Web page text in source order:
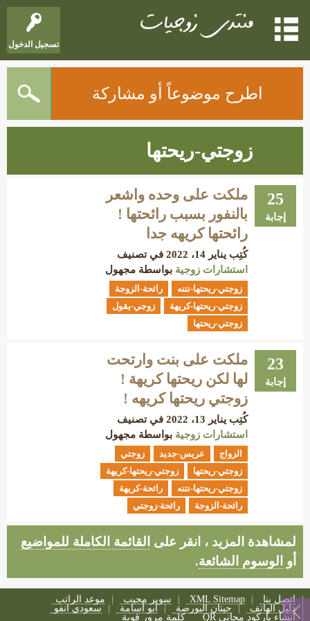
تسجيل الدخول
اطرح موضوعاً أو مشاركة
زوجتي-ريحتها
25
إجابة
ملكت على وحده واشعر
بالنفور بسبب رائحتها !
رائحتها كريهه جدا
كُتِب يناير 14، 2022
في تصنيف
استشارات زوجية بواسطة مجهول
زوجتي-ريحتها-نتنه
رائحة-الزوجة
زوجتي-ريحتها-كريهة
زوجي-يقول
زوجتي-ريحتها
23
إجابة
ملكت على بنت وارتحت
لها لكن ريحتها كريهة !
زوجتي ريحتها كريهه !
كُتِب يناير 13، 2022
في تصنيف
استشارات زوجية بواسطة مجهول
الزواج عريس-جديد
زوجتي
زوجتي-ريحتها
زوجتي-ريحتها-كريهة
زوجتي-ريحتها-نتنه
رائحة-كريهة
رائحة-الزوجة
رائحة-زوجتي
لمشاهدة المزيد ، انقر على القائمة الكاملة للمواضيع
أو الوسوم الشائعة.
اتصل بنا XML Sitemap سوبر مجيب
موعد الراتب
دليل الهاتف
حيتان البورصة أبو أسامة
سعودي انفو
إنشاء باركود مجاني QR
كلمة مرور قوية